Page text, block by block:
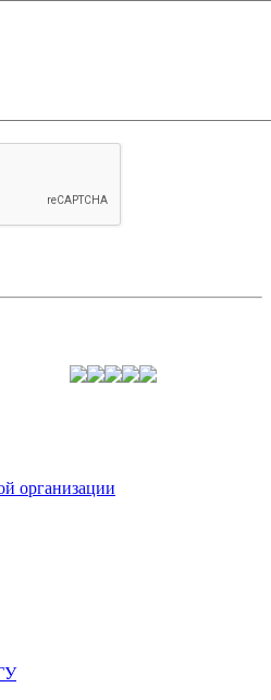
организации